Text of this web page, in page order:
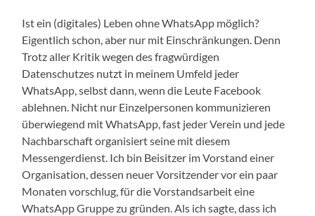
Ist ein (digitales) Leben ohne WhatsApp möglich?
Eigentlich schon, aber nur mit Einschränkungen. Denn
Trotz aller Kritik wegen des fragwürdigen
Datenschutzes nutzt in meinem Umfeld jeder
WhatsApp, selbst dann, wenn die Leute Facebook
ablehnen. Nicht nur Einzelpersonen kommunizieren
überwiegend mit WhatsApp, fast jeder Verein und jede
Nachbarschaft organisiert seine mit diesem
Messengerdienst. Ich bin Beisitzer im Vorstand einer
Organisation, dessen neuer Vorsitzender vor ein paar
Monaten vorschlug, für die Vorstandsarbeit eine
WhatsApp Gruppe zu gründen. Als ich sagte, dass ich